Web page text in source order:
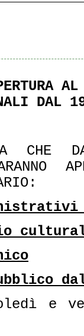
AL
DAL
CHE
e